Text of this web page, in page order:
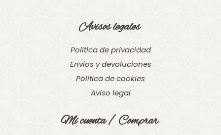
Avisos legales
Política de privacidad
Envíos y devoluciones
Política de cookies
Aviso legal
Mi cuenta / Comprar